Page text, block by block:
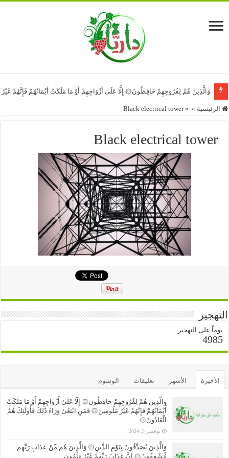
وَالَّذِينَ هُمْ لِفُرُوجِهِمْ حَافِظُونَ۞ إِلَّا عَلَىٰ أَزْوَاجِهِمْ أَوْ مَا مَلَكَتْ أَيْمَانُهُمْ فَإِنَّهُمْ
الرئيسية »
»
Black electrical tower
Black electrical tower
التهجير
يوماً على التهجير
4985
الأخيرة الأشهر تعليقات الوسوم
وَالَّذِينَ هُمْ لِفُرُوجِهِمْ حَافِظُونَ۞ إِلَّا عَلَىٰ أَزْوَاجِهِمْ أَوْ مَا مَلَكَتْ
أَيْمَانُهُمْ فَإِنَّهُمْ غَيْرُ مَلُومِينَ۞ فَمَنِ ابْتَغَىٰ وَرَاءَ ذَٰلِكَ فَأُولَٰئِكَ هُمُ
الْعَادُونَ۞
نوفمبر 3, 2024
وَالَّذِينَ يُصَدِّقُونَ بِيَوْمِ الدِّينِ۞ وَالَّذِينَ هُم مِّنْ عَذَابِ رَبِّهِم
مُّشْفِقُونَ۞ إِنَّ عَذَابَ رَبِّهِمْ غَيْرُ مَأْمُونٍ